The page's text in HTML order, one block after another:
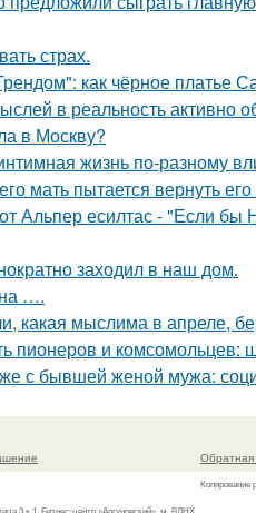
страх.
как чёрное платье
в реальность активно
в Москву?
жизнь по-разному
мать пытается вернуть
Альпер есилтас - "Если бы
заходил в наш дом.
….
какая мыслима в апреле,
пионеров и комсомольцев:
с бывшей женой мужа:
3 к.1, Бизнес-центр «Аргуновский», м. ВДНХ
Обратная
Копирование